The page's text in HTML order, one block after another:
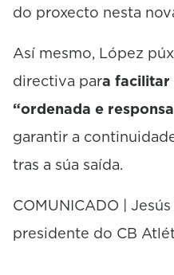
do proxecto nesta
Así mesmo, López
directiva para facilitar
“ordenada e
garantir a
tras a súa saída.
COMUNICADO |
presidente do CB